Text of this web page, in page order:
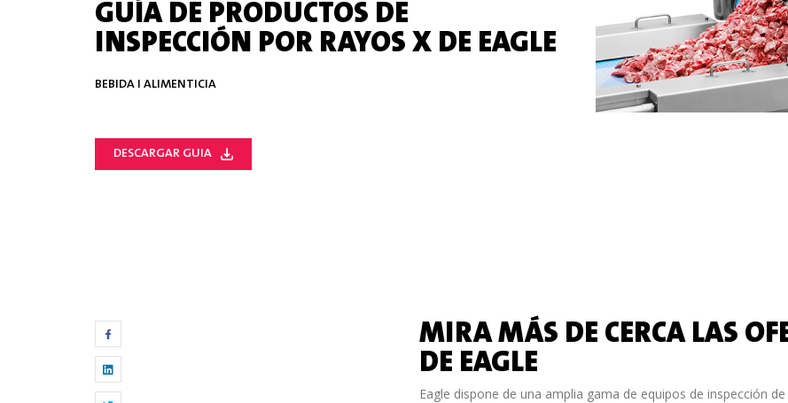
GUÍA DE PRODUCTOS DE
INSPECCIÓN POR RAYOS X DE EAGLE
BEBIDA I ALIMENTICIA
DESCARGAR GUIA
MIRA MÁS DE CERCA LAS
DE EAGLE
Eagle dispone de una amplia gama de equipos de inspección